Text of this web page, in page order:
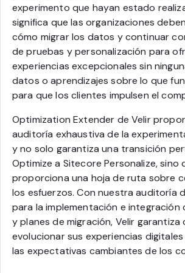
experimento que hayan estado
significa que las organizaciones
cómo migrar los datos y continuar
de pruebas y personalización para
experiencias excepcionales sin
datos o aprendizajes sobre lo que
para que los clientes impulsen el
Optimization Extender de Velir
auditoría exhaustiva de la
y no solo garantiza una transición
Optimize a Sitecore Personalize, sino
proporciona una hoja de ruta sobre
los esfuerzos. Con nuestra auditoría
para la implementación e integración
y planes de migración, Velir garantiza
evolucionar sus experiencias
las expectativas cambiantes de los